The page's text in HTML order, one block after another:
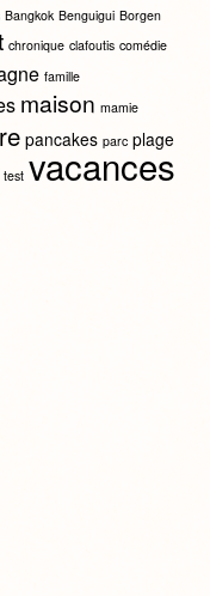
Bangkok Benguigui Borgen
chronique clafoutis comédie
famille
maison mamie
pancakes parc plage
test vacances